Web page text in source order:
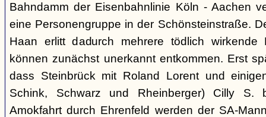
Bahndamm der Eisenbahnlinie Köln - Aachen
eine Personengruppe in der Schönsteinstraße.
Haan erlitt dadurch mehrere tödlich wirkende
können zunächst unerkannt entkommen. Erst
dass Steinbrück mit Roland Lorent und
Schink, Schwarz und Rheinberger) Cilly S.
Amokfahrt durch Ehrenfeld werden der SA-